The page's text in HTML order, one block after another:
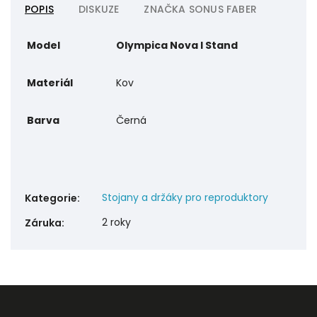
POPIS DISKUZE ZNAČKA SONUS FABER
Model Olympica Nova I Stand
Materiál Kov
Barva Černá
Kategorie:
Stojany a držáky pro reproduktory
Záruka: 2 roky